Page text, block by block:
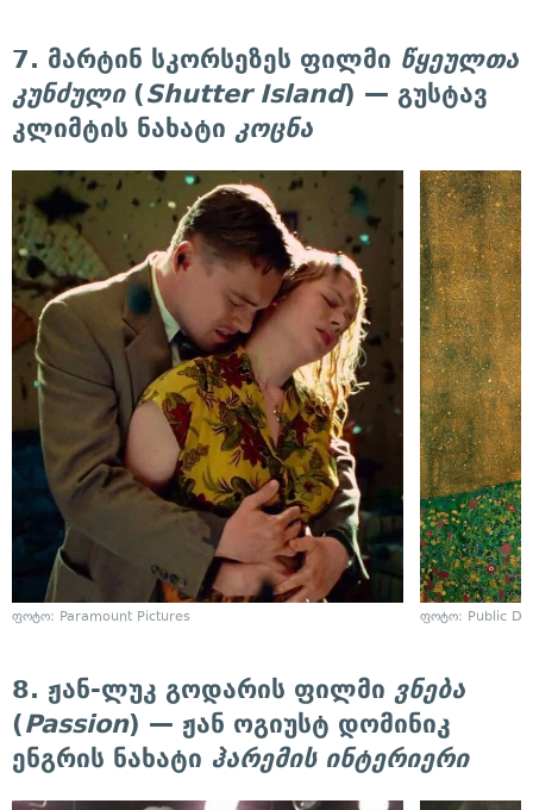
7. მარტინ სკორსეზეს ფილმი წყეულთა
კუნძული(Shutter Island) — გუსტავ
კლიმტის ნახატი კოცნა
ფოტო: Paramount Pictures ფოტო: Public
8. ჟან-ლუკ გოდარის ფილმი ვნება
(Passion) — ჟან ოგიუსტ დომინიკ
ენგრის ნახატი ჰარემის ინტერიერი